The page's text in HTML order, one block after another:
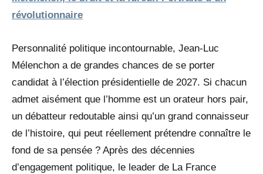
révolutionnaire
Personnalité politique incontournable, Jean-Luc
Mélenchon a de grandes chances de se porter
candidat à l’élection présidentielle de 2027. Si chacun
admet aisément que l’homme est un orateur hors pair,
un débatteur redoutable ainsi qu’un grand connaisseur
de l’histoire, qui peut réellement prétendre connaître le
fond de sa pensée ? Après des décennies
d’engagement politique, le leader de La France